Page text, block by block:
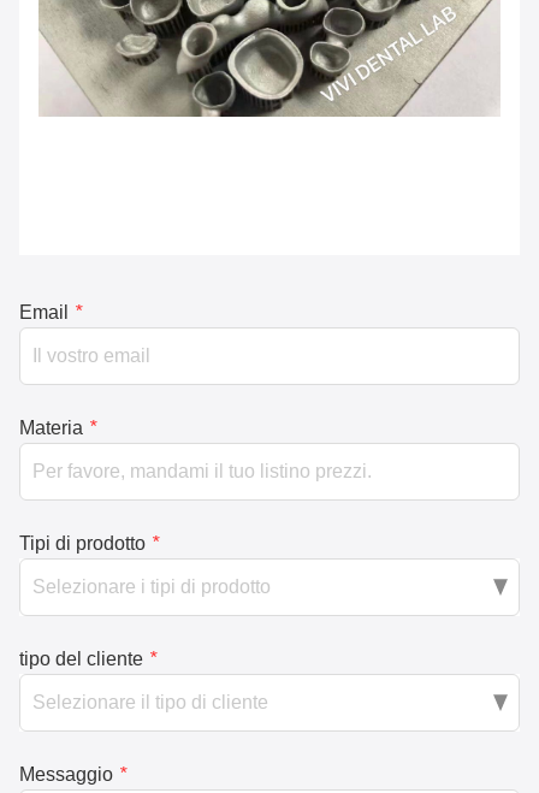
Email *
Materia *
Tipi di prodotto *
tipo del cliente *
Messaggio *